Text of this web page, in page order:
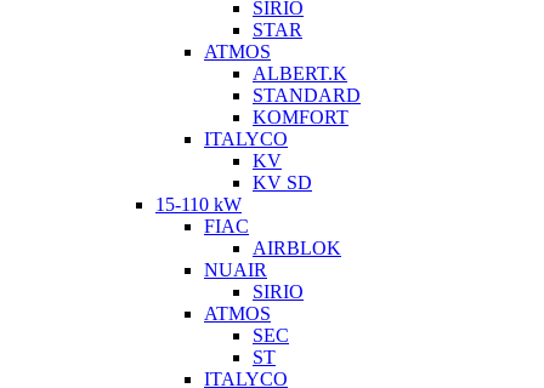
SIRIO
STAR
ATMOS
ALBERT.K
STANDARD
KOMFORT
ITALYCO
KV
KV SD
15-110 kW
FIAC
AIRBLOK
NUAIR
SIRIO
ATMOS
SEC
ST
ITALYCO